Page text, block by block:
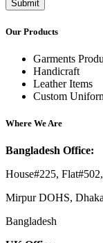
Our Products
Garments
Handicraft
Leather Items
Custom
Where We Are
Bangladesh Office:
House#225,
Mirpur DOHS,
Bangladesh